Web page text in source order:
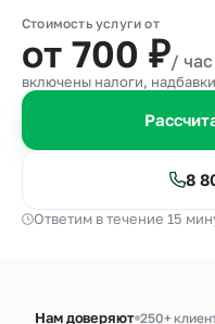
Стоимость услуги от
от 700 ₽/ час
включены налоги,
8
Ответим в течение 15
Нам доверяют 250+